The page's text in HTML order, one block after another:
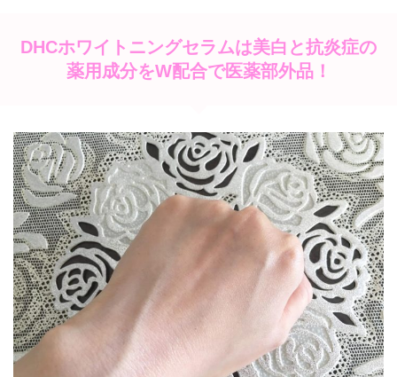
DHCホワイトニングセラムは美白と抗炎症の
薬用成分をW配合で医薬部外品！